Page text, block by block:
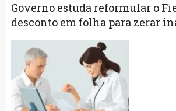
Governo estuda reformular o
desconto em folha para zerar